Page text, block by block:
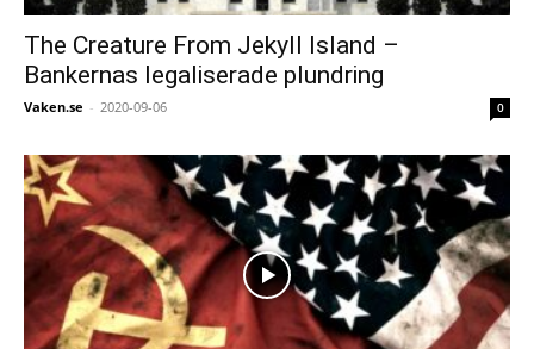
The Creature From Jekyll Island –
Bankernas legaliserade plundring
Vaken.se - 2020-09-06 0